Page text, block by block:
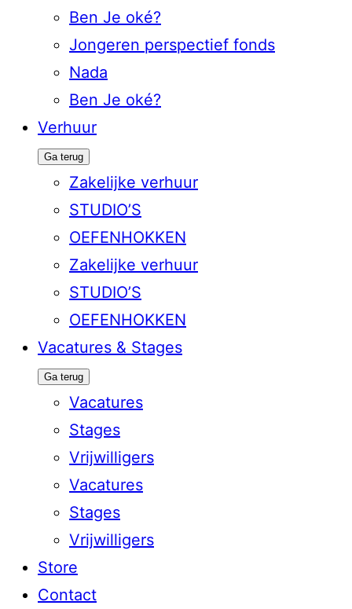
Ben Je oké?
Jongeren perspectief fonds
Nada
Ben Je oké?
Verhuur
Ga terug
Zakelijke verhuur
STUDIO’S
OEFENHOKKEN
Zakelijke verhuur
STUDIO’S
OEFENHOKKEN
Vacatures & Stages
Ga terug
Vacatures
Stages
Vrijwilligers
Vacatures
Stages
Vrijwilligers
Store
Contact